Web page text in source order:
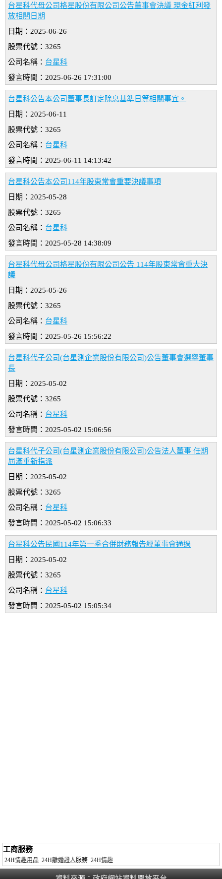
台星科代母公司格星股份有限公司公告董事會決議 現金紅利發
放相關日期
日期：2025-06-26
股票代號：3265
公司名稱： 台星科
發言時間：2025-06-26 17:31:00
台星科公告本公司董事長訂定除息基準日等相關事宜。
日期：2025-06-11
股票代號：3265
公司名稱： 台星科
發言時間：2025-06-11 14:13:42
台星科公告本公司114年股東常會重要決議事項
日期：2025-05-28
股票代號：3265
公司名稱： 台星科
發言時間：2025-05-28 14:38:09
台星科代母公司格星股份有限公司公告 114年股東常會重大決
議
日期：2025-05-26
股票代號：3265
公司名稱： 台星科
發言時間：2025-05-26 15:56:22
台星科代子公司(台星測企業股份有限公司)公告董事會選舉董事
長
日期：2025-05-02
股票代號：3265
公司名稱： 台星科
發言時間：2025-05-02 15:06:56
台星科代子公司(台星測企業股份有限公司)公告法人董事 任期
屆滿重新指派
日期：2025-05-02
股票代號：3265
公司名稱： 台星科
發言時間：2025-05-02 15:06:33
台星科公告民國114年第一季合併財務報告經董事會通過
日期：2025-05-02
股票代號：3265
公司名稱： 台星科
發言時間：2025-05-02 15:05:34
工商服務
24H情趣用品 24H離婚證人服務 24H情趣